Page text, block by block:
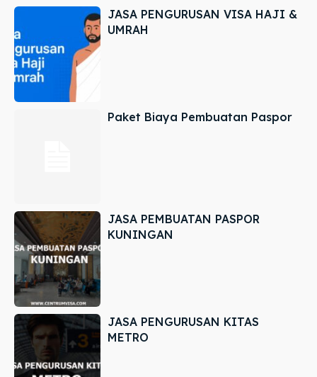
JASA PENGURUSAN VISA HAJI &
UMRAH
Paket Biaya Pembuatan Paspor
JASA PEMBUATAN PASPOR
KUNINGAN
JASA PENGURUSAN KITAS
METRO